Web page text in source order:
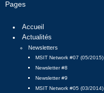
Pages
Accueil
Actualités
Newsletters
MSIT Network #07 (05/2015)
Newsletter #8
Newsletter #9
MSIT Network #05 (03/2014)